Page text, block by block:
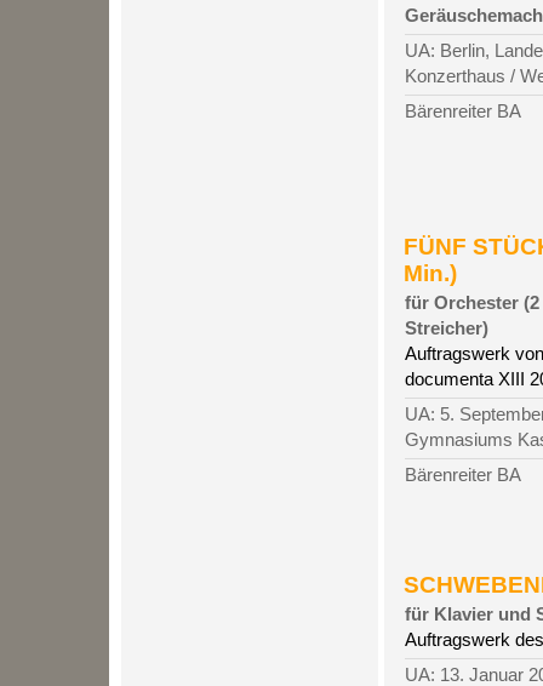
UA: Berlin,
Konzerthaus /
Bärenreiter BA
FÜNF
Min.)
für Orchester (2
Streicher)
Auftragswerk
documenta XIII
UA: 5.
Gymnasiums
Bärenreiter BA
für Klavier und
Auftragswerk
UA: 13. Januar